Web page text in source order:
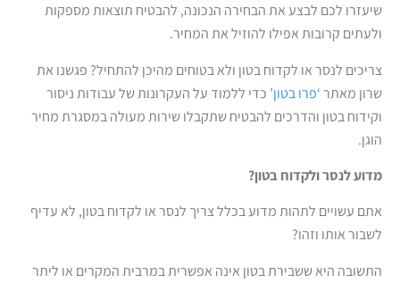
שיעזרו לכם לבצע את הבחירה הנכונה, להבטיח תוצאות מספקות
ולעתים קרובות אפילו להוזיל את המחיר.
צריכים לנסר או לקדוח בטון ולא בטוחים מהיכן להתחיל? פגשנו את
שרון מאתר‘פרו בטון’כדי ללמוד על העקרונות של עבודות ניסור
וקידוח בטון והדרכים להבטיח שתקבלו שירות מעולה במסגרת מחיר
הוגן.
מדוע לנסר ולקדוח בטון?
אתם עשויים לתהות מדוע בכלל צריך לנסר או לקדוח בטון, לא עדיף
לשבור אותו וזהו?
התשובה היא ששבירת בטון אינה אפשרית במרבית המקרים או ליתר